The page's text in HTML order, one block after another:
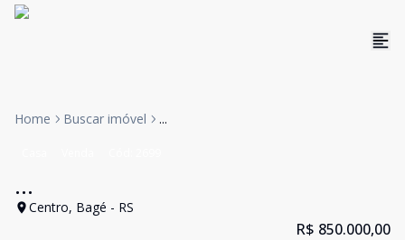
Home Buscar imóvel ...
...
Centro, Bagé - RS
R$ 850.000,00